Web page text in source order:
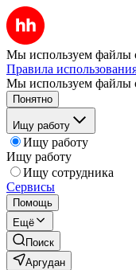
Мы используем файлы
Правила
Мы используем файлы
Понятно
Ищу работу
Ищу работу
Ищу работу
Ищу сотрудника
Сервисы
Помощь
Ещё
Поиск
Аргудан